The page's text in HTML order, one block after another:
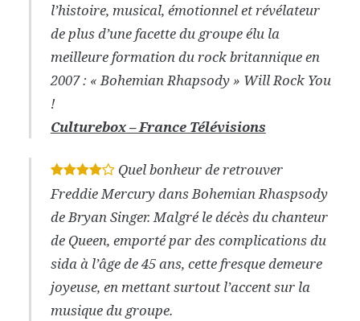
l’histoire, musical, émotionnel et révélateur
de plus d’une facette du groupe élu la
meilleure formation du rock britannique en
2007 : « Bohemian Rhapsody » Will Rock You
!
Culturebox – France Télévisions
* * * *
Quel bonheur de retrouver
Freddie Mercury dans Bohemian Rhaspsody
de Bryan Singer. Malgré le décès du chanteur
de Queen, emporté par des complications du
sida à l’âge de 45 ans, cette fresque demeure
joyeuse, en mettant surtout l’accent sur la
musique du groupe.